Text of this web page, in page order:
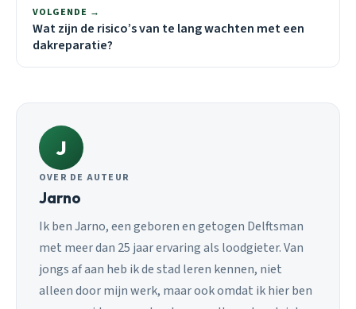
VOLGENDE →
Wat zijn de risico’s van te lang wachten met een
dakreparatie?
J
OVER DE AUTEUR
Jarno
Ik ben Jarno, een geboren en getogen Delftsman
met meer dan 25 jaar ervaring als loodgieter. Van
jongs af aan heb ik de stad leren kennen, niet
alleen door mijn werk, maar ook omdat ik hier ben